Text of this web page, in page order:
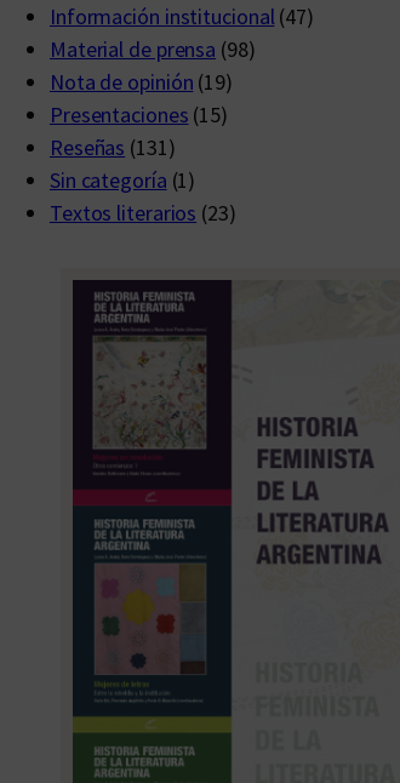
Información institucional(47)
Material de prensa (98)
Nota de opinión (19)
Presentaciones (15)
Reseñas (131)
Sin categoría (1)
Textos literarios (23)